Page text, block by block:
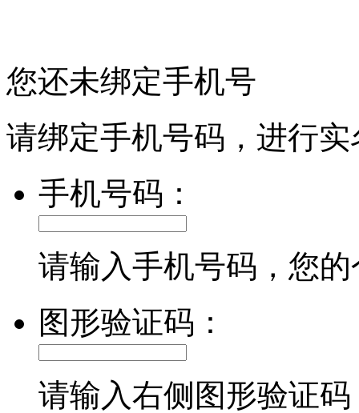
您还未绑定手机号
请绑定手机号码，进行
手机号码：
请输入手机号码，您
图形验证码：
请输入右侧图形验证码